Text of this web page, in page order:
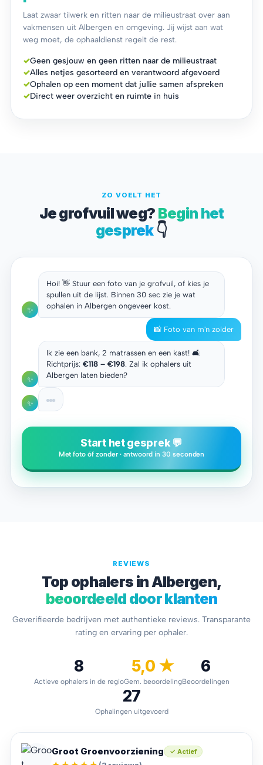
Laat zwaar tilwerk en ritten naar de milieustraat over aan
vakmensen uit Albergen en omgeving. Jij wijst aan wat
weg moet, de ophaaldienst regelt de rest.
✓Geen gesjouw en geen ritten naar de milieustraat
✓Alles netjes gesorteerd en verantwoord afgevoerd
✓Ophalen op een moment dat jullie samen afspreken
✓Direct weer overzicht en ruimte in huis
ZO VOELT HET
Je grofvuil weg? Begin het
gesprek👇
✨
Hoi! 👋 Stuur een foto van je grofvuil, of kies je
spullen uit de lijst. Binnen 30 sec zie je wat
ophalen in Albergen ongeveer kost.
📸 Foto van m'n zolder
✨
Ik zie een bank, 2 matrassen en een kast! 🛋️
Richtprijs: €118 – €198. Zal ik ophalers uit
Albergen laten bieden?
✨
Start het gesprek 💬
Met foto óf zonder · antwoord in 30 seconden
REVIEWS
Top ophalers in Albergen,
beoordeeld door klanten
Geverifieerde bedrijven met authentieke reviews. Transparante
rating en ervaring per ophaler.
8
Actieve ophalers in de regio
5,0 ★
Gem. beoordeling
6
Beoordelingen
27
Ophalingen uitgevoerd
Groot Groenvoorziening ✓ Actief